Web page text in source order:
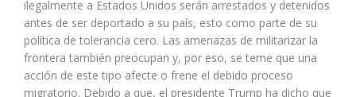
ilegalmente a Estados Unidos serán arrestados y detenidos
antes de ser deportado a su país, esto como parte de su
política de tolerancia cero. Las amenazas de militarizar la
frontera también preocupan y, por eso, se teme que una
acción de este tipo afecte o frene el debido proceso
migratorio. Debido a que, el presidente Trump ha dicho que